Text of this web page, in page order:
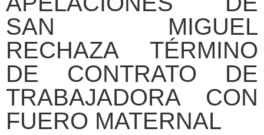
SAN MIGUEL
RECHAZA TÉRMINO
DE CONTRATO DE
TRABAJADORA CON
FUERO MATERNAL